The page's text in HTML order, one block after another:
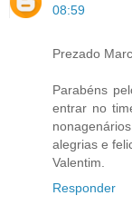
08:59
Prezado
Parabéns
entrar no
alegrias e
Valentim.
Responder